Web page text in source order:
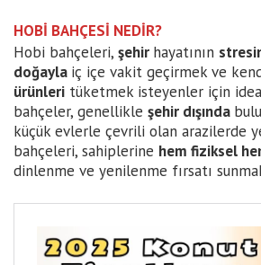
HOBİ BAHÇESİ NEDİR?
Hobi bahçeleri, şehir hayatının
doğayla iç içe vakit geçirmek ve
ürünleri tüketmek isteyenler için
bahçeler, genellikle şehir dışında
küçük evlerle çevrili olan arazilerde
bahçeleri, sahiplerine hem fiziksel
dinlenme ve yenilenme fırsatı